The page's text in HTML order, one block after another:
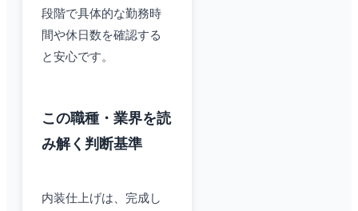
段階で具体的な勤務時
間や休日数を確認する
と安心です。
この職種・業界を読
み解く判断基準
内装仕上げは、完成し